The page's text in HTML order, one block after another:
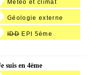
Météo et climat
Géologie externe
IDD EPI 5ème
suis en 4ème